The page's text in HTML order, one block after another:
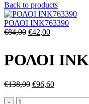
€99,50.είναι:
€49,80.
Back to products
ΡΟΛΟΙ INK763390
€84,00 Original
€84,00.
€42,00Η
είναι:
€42,00.
ΡΟΛΟΙ
€138,00 Original
€96,60Η
ΡΟΛΟΙ